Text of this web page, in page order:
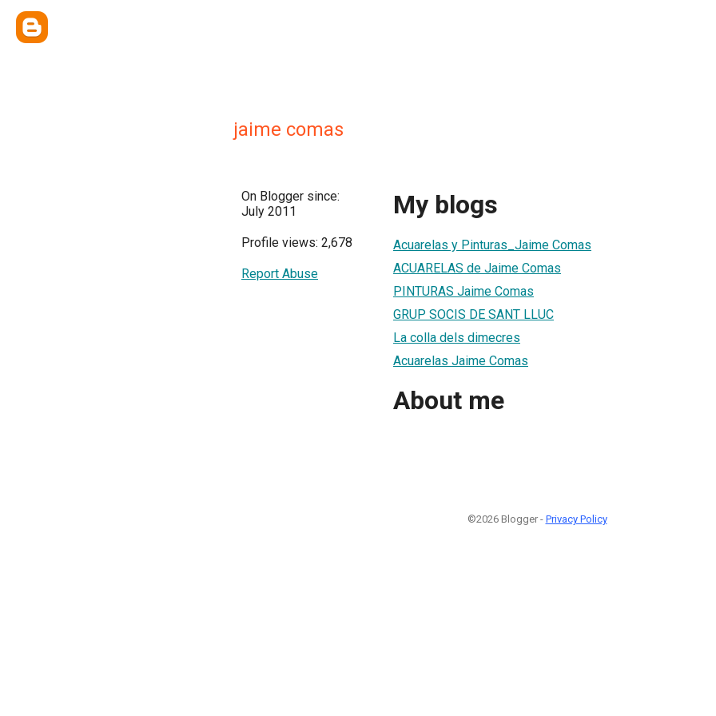
jaime comas
On Blogger since:
July 2011
Profile views: 2,678
Report Abuse
My blogs
Acuarelas y Pinturas_Jaime Comas
ACUARELAS de Jaime Comas
PINTURAS Jaime Comas
GRUP SOCIS DE SANT LLUC
La colla dels dimecres
Acuarelas Jaime Comas
About me
©2026 Blogger - Privacy Policy